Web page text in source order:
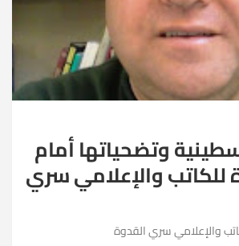
وتضحياتها أمام
للكاتب والإعلامي سري
والإعلامي سري القدوة